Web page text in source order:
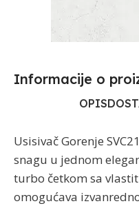
Informacije o
OPIS
Usisivač Gorenje
snagu u jednom
turbo četkom sa
omogućava